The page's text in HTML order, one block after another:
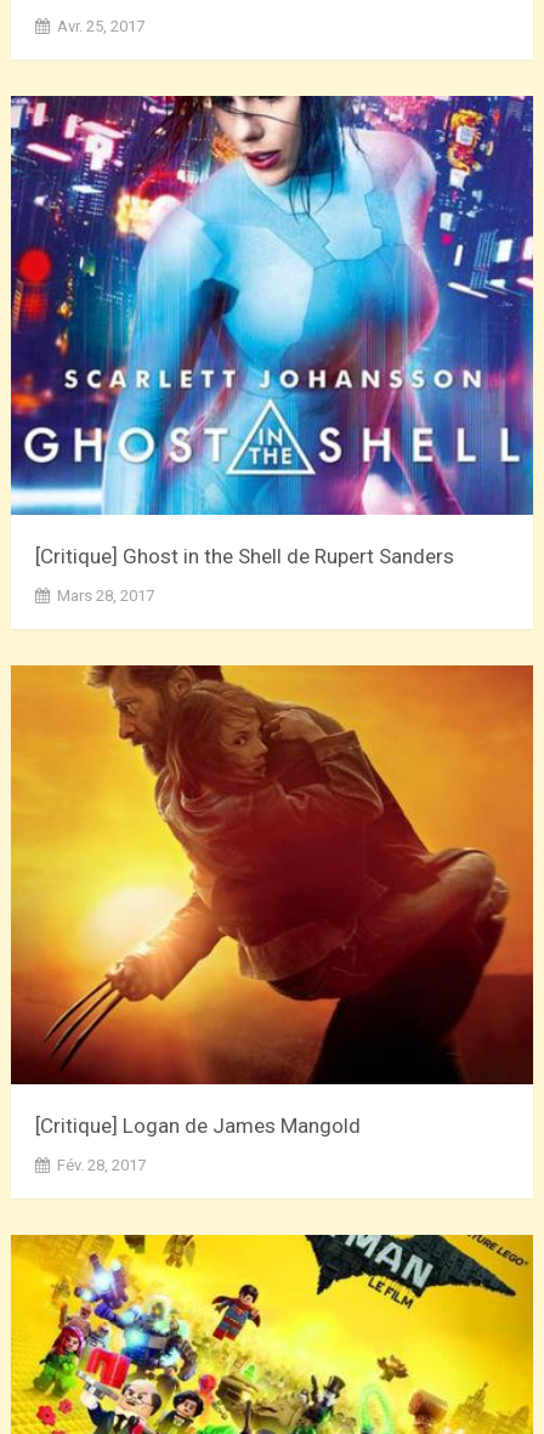
Avr. 25, 2017
[Critique] Ghost in the Shell de Rupert Sanders
Mars 28, 2017
[Critique] Logan de James Mangold
Fév. 28, 2017